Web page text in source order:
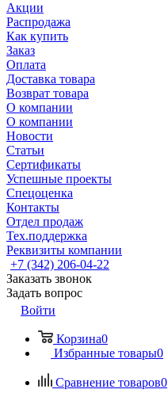
Акции
Распродажа
Как купить
Заказ
Оплата
Доставка товара
Возврат товара
О компании
О компании
Новости
Статьи
Сертификаты
Успешные проекты
Спецоценка
Контакты
Отдел продаж
Тех.поддержка
Реквизиты компании
+7 (342) 206-04-22
Заказать звонок
Задать вопрос
Войти
Корзина0
Избранные товары0
Сравнение товаров0